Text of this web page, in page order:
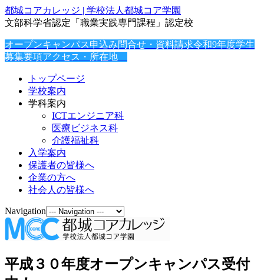
都城コアカレッジ | 学校法人都城コア学園
文部科学省認定「職業実践専門課程」認定校
オープンキャンパス申込み問合せ・資料請求令和9年度学生
募集要項アクセス・所在地
トップページ
学校案内
学科案内
ICTエンジニア科
医療ビジネス科
介護福祉科
入学案内
保護者の皆様へ
企業の方へ
社会人の皆様へ
Navigation
平成３０年度オープンキャンパス受付